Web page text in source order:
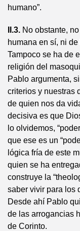
humano”.
II.3. No obstante,
humana en sí, ni
Tampoco se ha de
religión del
Pablo argumenta,
criterios y nuestras
de quien nos da
decisiva es que
lo olvidemos,
que ese es un
lógica fría de este
quien se ha
construye la
saber vivir para los
Desde ahí Pablo
de las arrogancias
de Corinto.